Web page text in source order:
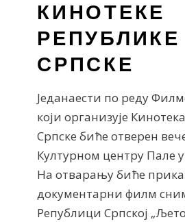
КИНОТЕКЕ
РЕПУБЛИКЕ
СРПСКЕ
Једанаести по реду
који организује
Српске биће отверен
Културном центру Пале
На отварању биће
документарни филм
Републици Српској